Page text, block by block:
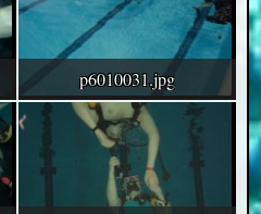
p6010031.jpg